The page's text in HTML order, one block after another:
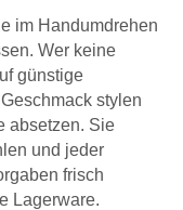
im Handumdrehen
Wer keine
günstige
stylen
absetzen. Sie
und jeder
frisch
Lagerware.